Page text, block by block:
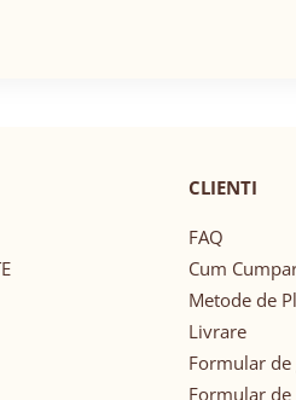
CLIENTI
FAQ
Cum
Metode de
Livrare
Formular de
Formular